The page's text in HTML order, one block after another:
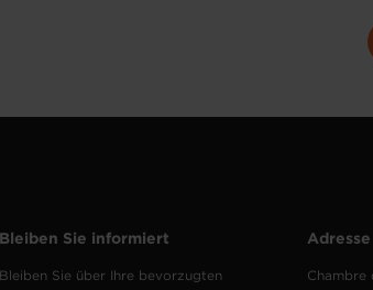
Bleiben Sie informiert
Bleiben Sie über Ihre bevorzugten
Adresse
Chambre